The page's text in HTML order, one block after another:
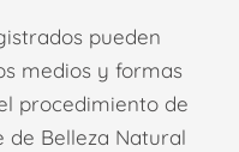
pueden
medios y formas
procedimiento de
de Belleza Natural